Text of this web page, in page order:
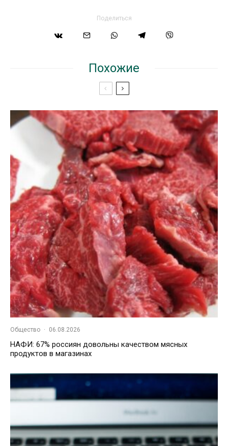
Поделиться
Похожие
Общество · 06.08.2026
НАФИ: 67% россиян довольны качеством мясных
продуктов в магазинах